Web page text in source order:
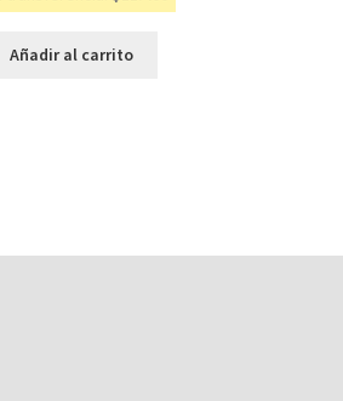
Añadir al carrito